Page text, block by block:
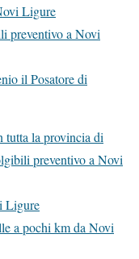
Ligure
preventivo a Novi
il Posatore di
tutta la provincia di
preventivo a Novi
Ligure
a pochi km da Novi